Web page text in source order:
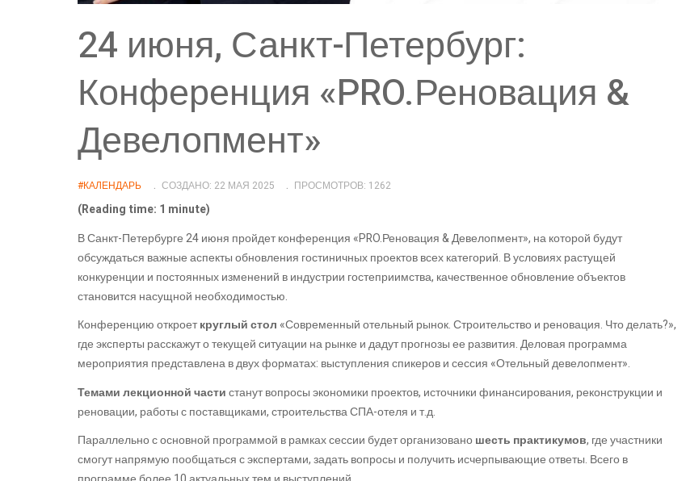
24 июня, Санкт-Петербург:
Конференция «PRO.Реновация &
Девелопмент»
#КАЛЕНДАРЬ СОЗДАНО: 22 МАЯ 2025 ПРОСМОТРОВ: 1262
(Reading time: 1 minute)
В Санкт-Петербурге 24 июня пройдет конференция «PRO.Реновация & Девелопмент», на которой будут
обсуждаться важные аспекты обновления гостиничных проектов всех категорий. В условиях растущей
конкуренции и постоянных изменений в индустрии гостеприимства, качественное обновление объектов
становится насущной необходимостью.
Конференцию откроеткруглый стол «Современный отельный рынок. Строительство и реновация. Что делать?»,
где эксперты расскажут о текущей ситуации на рынке и дадут прогнозы ее развития. Деловая программа
мероприятия представлена в двух форматах: выступления спикеров и сессия «Отельный девелопмент».
Темами лекционной частистанут вопросы экономики проектов, источники финансирования, реконструкции и
реновации, работы с поставщиками, строительства СПА-отеля и т.д.
Параллельно с основной программой в рамках сессии будет организованошесть практикумов, где участники
смогут напрямую пообщаться с экспертами, задать вопросы и получить исчерпывающие ответы. Всего в